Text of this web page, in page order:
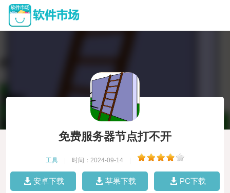
免费服务器节点打不开
工具 时间：2024-09-14
安卓下载 苹果下载 PC下载